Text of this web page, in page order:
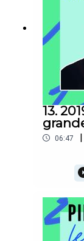
13.
06:47 |